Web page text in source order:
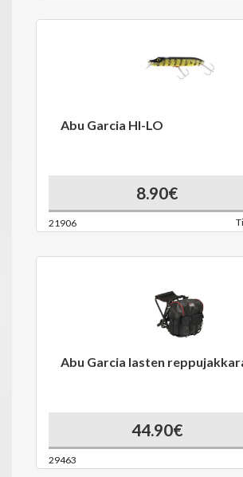
Abu Garcia HI-LO
8.90€
21906
Abu Garcia lasten
44.90€
29463